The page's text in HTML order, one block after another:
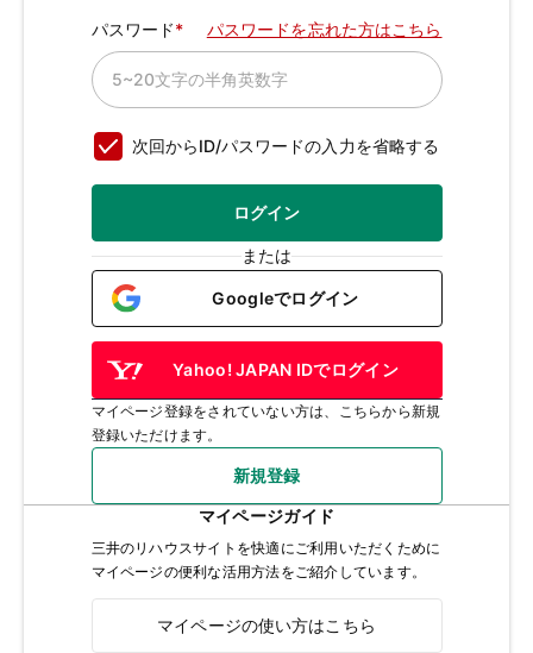
パスワード パスワードを忘れた方はこちら
次回からID/パスワードの入力を省略する
ログイン
または
Googleでログイン
Yahoo! JAPAN IDでログイン
マイページ登録をされていない方は、こちらから新規
登録いただけます。
新規登録
マイページガイド
三井のリハウスサイトを快適にご利用いただくために
マイページの便利な活用方法をご紹介しています。
マイページの使い方はこちら